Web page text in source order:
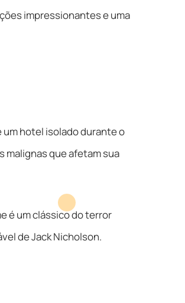
impressionantes e uma
um hotel isolado durante o
malignas que afetam sua
é um clássico do terror
de Jack Nicholson.